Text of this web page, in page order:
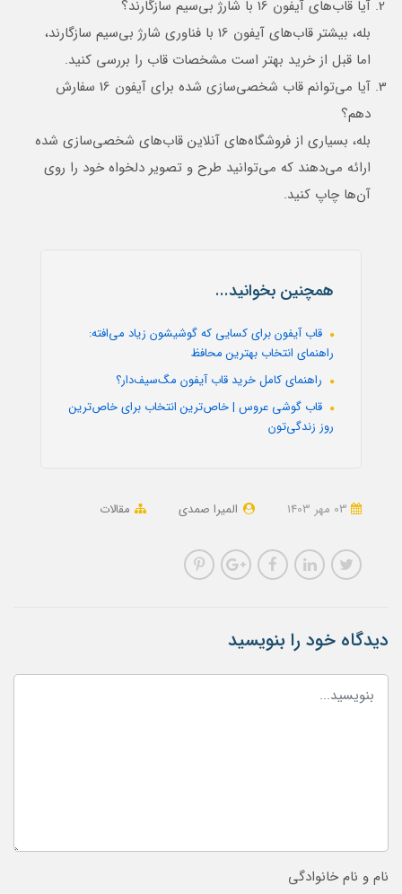
آیا قاب‌های آیفون 16 با شارژ بی‌سیم سازگارند؟
بله، بیشتر قاب‌های آیفون 16 با فناوری شارژ بی‌سیم سازگارند،
اما قبل از خرید بهتر است مشخصات قاب را بررسی کنید.
آیا می‌توانم قاب شخصی‌سازی شده برای آیفون 16 سفارش
دهم؟
بله، بسیاری از فروشگاه‌های آنلاین قاب‌های شخصی‌سازی شده
ارائه می‌دهند که می‌توانید طرح و تصویر دلخواه خود را روی
آن‌ها چاپ کنید.
همچنین بخوانید...
قاب آیفون برای کسایی که گوشیشون زیاد می‌افته:
راهنمای انتخاب بهترین محافظ
راهنمای کامل خرید قاب آیفون مگ‌سیف‌دار؟
قاب گوشی عروس | خاص‌ترین انتخاب برای خاص‌ترین
روز زندگی‌تون
المیرا صمدی مقالات
دیدگاه خود را بنویسید
نام و نام خانوادگی